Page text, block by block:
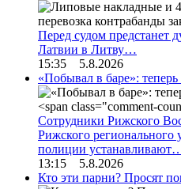
Перед судом предстанет
Латвии в Литву…
15:35 5.8.2026
«Побывал в баре»:
Сотрудники Рижского
Рижского регионального
полиции
13:15 5.8.2026
Кто эти парни? Просят